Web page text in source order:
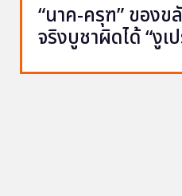
“นาค-ครุฑ” ของ
จริงบูชาผิดได้ “งูเ